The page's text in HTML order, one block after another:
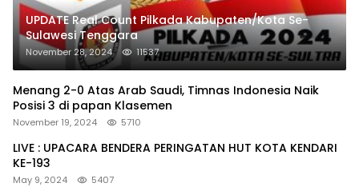
UPDATE Real Count Pilkada Kabupaten/Kota Se-
Sulawesi Tenggara
November 28, 2024 11537
Menang 2-0 Atas Arab Saudi, Timnas Indonesia Naik
Posisi 3 di papan Klasemen
November 19, 2024 5710
LIVE : UPACARA BENDERA PERINGATAN HUT KOTA KENDARI
KE-193
May 9, 2024 5407